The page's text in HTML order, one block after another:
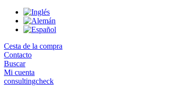
Skip
Cesta de la compra
Contacto
Buscar
Mi cuenta
consultingcheck